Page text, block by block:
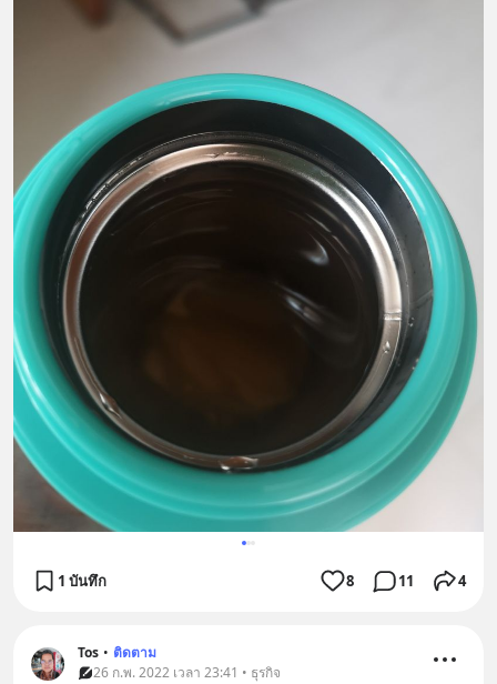
1 บันทึก 8 11 4
Tos • ติดตาม
26 ก.พ. 2022 เวลา 23:41 • ธุรกิจ